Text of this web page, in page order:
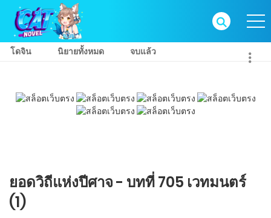
โดจิน นิยายทั้งหมด จบแล้ว
ยอดวิถีแห่งปีศาจ - บทที่ 705 เวทมนตร์
(1)